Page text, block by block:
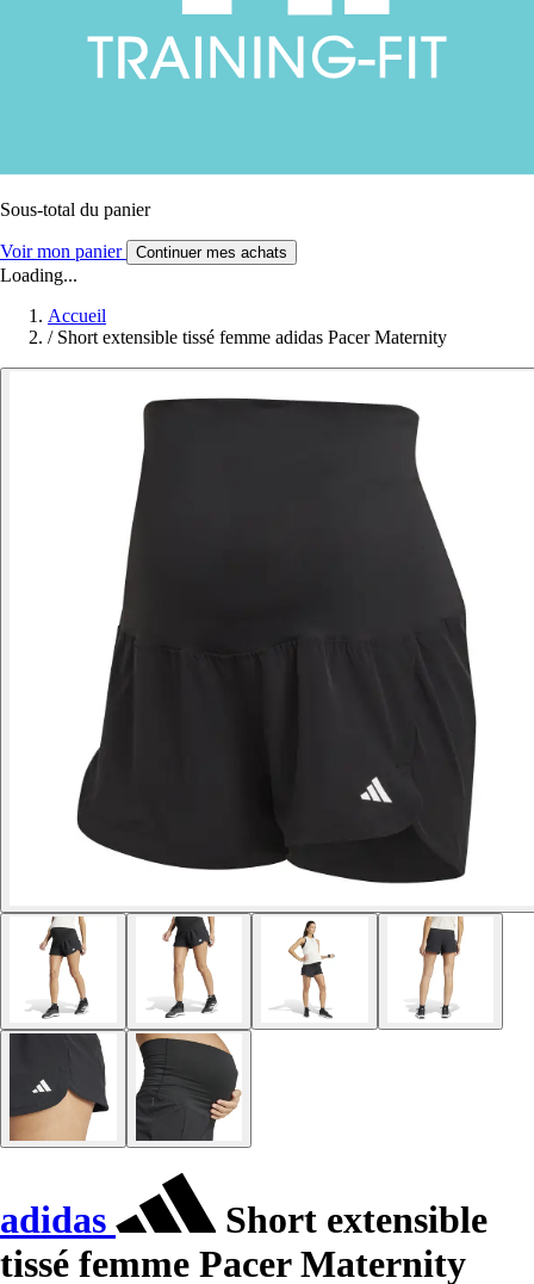
Sous-total du panier
Voir mon panier Continuer mes achats
Loading...
Accueil
/ Short extensible tissé femme adidas Pacer Maternity
adidas
Short extensible
tissé femme Pacer Maternity